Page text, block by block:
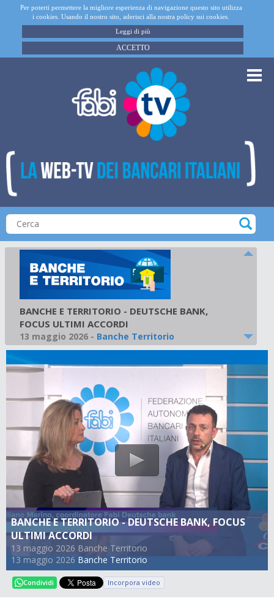
Per poterti permettere la migliore esperienza di navigazione questo sito utilizza
i cookies. Usando il nostro sito, aderisci alla nostra policy sui cookies.
Leggi di più
ACCETTO
BANCHE E TERRITORIO - DEUTSCHE BANK, FOCUS
ULTIMI ACCORDI
13 maggio 2026 Banche Territorio
13 maggio 2026 Banche Territorio
BANCHE E TERRITORIO - DEUTSCHE BANK,
FOCUS ULTIMI ACCORDI
13 maggio 2026 - Banche Territorio
Condividi Incorpora video